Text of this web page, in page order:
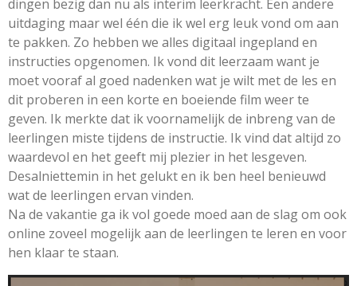
dingen bezig dan nu als interim leerkracht. Een andere
uitdaging maar wel één die ik wel erg leuk vond om aan
te pakken. Zo hebben we alles digitaal ingepland en
instructies opgenomen. Ik vond dit leerzaam want je
moet vooraf al goed nadenken wat je wilt met de les en
dit proberen in een korte en boeiende film weer te
geven. Ik merkte dat ik voornamelijk de inbreng van de
leerlingen miste tijdens de instructie. Ik vind dat altijd zo
waardevol en het geeft mij plezier in het lesgeven.
Desalniettemin in het gelukt en ik ben heel benieuwd
wat de leerlingen ervan vinden.
Na de vakantie ga ik vol goede moed aan de slag om ook
online zoveel mogelijk aan de leerlingen te leren en voor
hen klaar te staan.